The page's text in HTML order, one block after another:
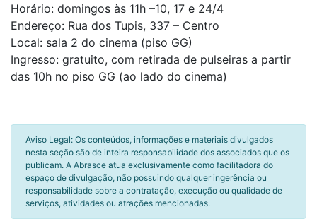
Horário: domingos às 11h –10, 17 e 24/4
Endereço: Rua dos Tupis, 337 – Centro
Local: sala 2 do cinema (piso GG)
Ingresso: gratuito, com retirada de pulseiras a partir
das 10h no piso GG (ao lado do cinema)
Aviso Legal: Os conteúdos, informações e materiais divulgados
nesta seção são de inteira responsabilidade dos associados que os
publicam. A Abrasce atua exclusivamente como facilitadora do
espaço de divulgação, não possuindo qualquer ingerência ou
responsabilidade sobre a contratação, execução ou qualidade de
serviços, atividades ou atrações mencionadas.